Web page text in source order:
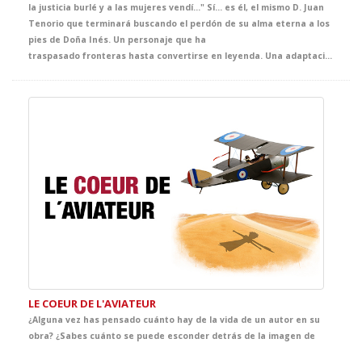
la justicia burlé y a las mujeres vendí…" Sí... es él, el mismo D. Juan
Tenorio que terminará buscando el perdón de su alma eterna a los
pies de Doña Inés. Un personaje que ha
traspasado fronteras hasta convertirse en leyenda. Una adaptación exquisita con una puesta en escena nueva, vibrante, contemporánea y muy visual para acercar a tus alumnos a la genialidad del verso de Zorrilla y vivir el Romanticismo y su símbolo. Imprescindible esta joya de nuestra mejor literatura, que se convertirá en la mejor clase de literatura del curso.
LE COEUR DE L'AVIATEUR
¿Alguna vez has pensado cuánto hay de la vida de un autor en su
obra? ¿Sabes cuánto se puede esconder detrás de la imagen de